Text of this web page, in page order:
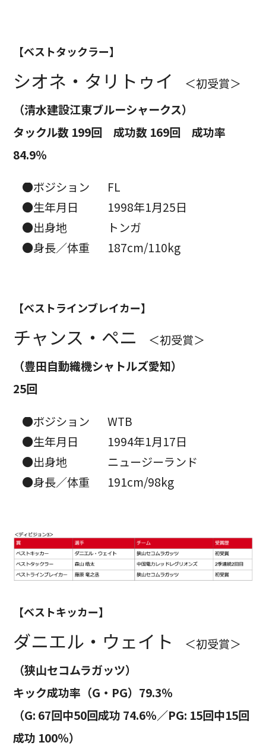
【ベストタックラー】
シオネ・タリトゥイ
＜初受賞＞
（清水建設江東ブルーシャークス）
タックル数 199回 成功数 169回 成功率
84.9％
●ポジション
FL
●生年月日
1998年1月25日
●出身地
トンガ
●身長／体重
187cm/110kg
【ベストラインブレイカー】
チャンス・ペニ ＜初受賞＞
（豊田自動織機シャトルズ愛知）
25回
●ポジション
WTB
●生年月日
1994年1月17日
●出身地
ニュージーランド
●身長／体重
191cm/98kg
【ベストキッカー】
ダニエル・ウェイト
＜初受賞＞
（狭山セコムラガッツ）
キック成功率（G・PG）79.3％
（G: 67回中50回成功 74.6％／PG: 15回中15回
成功 100％）